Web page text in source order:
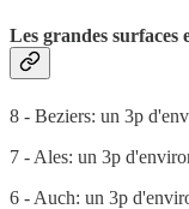
Les grandes surfaces
8 - Beziers: un 3p
7 - Ales: un 3p
6 - Auch: un 3p